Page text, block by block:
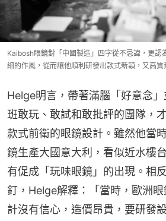
Kaibosh眼鏡對「中國製造」四字從不忌諱，更認
細的作風，從而讓他順利研發出款式新穎，又高
Helge明言，帶著滿腦「好意念
班敢玩、敢試和敢批評的團隊，
款式前衛的眼鏡設計。雖然他當
鏡生產大國意大利，看似近水樓
有促成「玩味眼鏡」的出現。相
釘，Helge解釋：「當時，歐洲
計沒有信心，造價昂貴，要研發